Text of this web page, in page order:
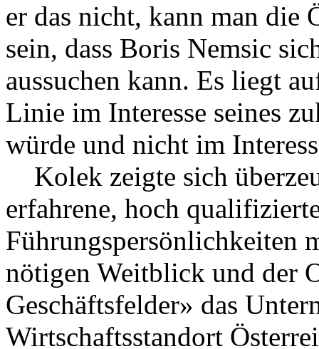
er das nicht, kann man die
sein, dass Boris Nemsic
aussuchen kann. Es liegt
Linie im Interesse seines
würde und nicht im
Kolek zeigte sich
erfahrene, hoch
Führungspersönlichkeiten
nötigen Weitblick und der
Geschäftsfelder» das
Wirtschaftsstandort